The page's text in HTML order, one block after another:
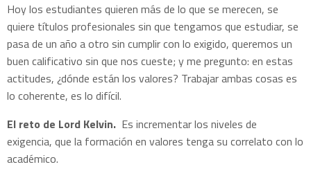
Hoy los estudiantes quieren más de lo que se merecen, se
quiere tí­tulos profesionales sin que tengamos que estudiar, se
pasa de un año a otro sin cumplir con lo exigido, queremos un
buen calificativo sin que nos cueste; y me pregunto: en estas
actitudes, ¿dónde están los valores? Trabajar ambas cosas es
lo coherente, es lo difícil.
El reto de Lord Kelvin. Es incrementar los niveles de
exigencia, que la formación en valores tenga su correlato con lo
académico.